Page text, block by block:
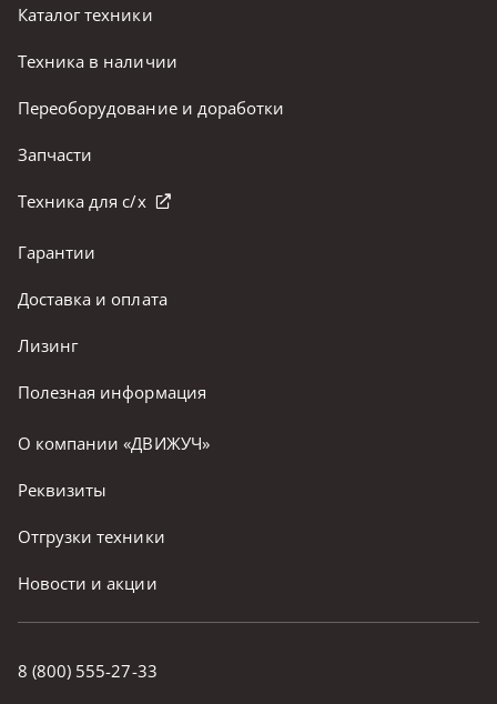
8 (800) 555-27-33
Каталог техники
Техника в наличии
Переоборудование и доработки
Запчасти
Техника для с/х
Гарантии
Доставка и оплата
Лизинг
Полезная информация
О компании «ДВИЖУЧ»
Реквизиты
Отгрузки техники
Новости и акции